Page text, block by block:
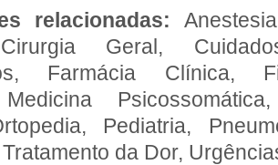
relacionadas:
Geral,
Farmácia Clínica,
Pediatria,
da Dor,